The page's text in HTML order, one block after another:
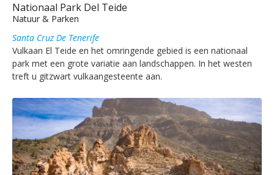
Nationaal Park Del Teide
Natuur & Parken
Santa Cruz De Tenerife
Vulkaan El Teide en het omringende gebied is een nationaal
park met een grote variatie aan landschappen. In het westen
treft u gitzwart vulkaangesteente aan.